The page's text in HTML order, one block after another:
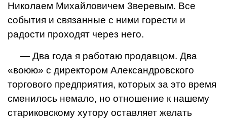
Николаем Михайловичем 3веревым. Все
события и связанные с ними горести и
радости проходят через него.
— Два года я работаю продавцом. Два
«воюю» с директором Александровского
торгового предприятия, которых за это время
сменилось немало, но отношение к нашему
стариковскому хутору оставляет желать